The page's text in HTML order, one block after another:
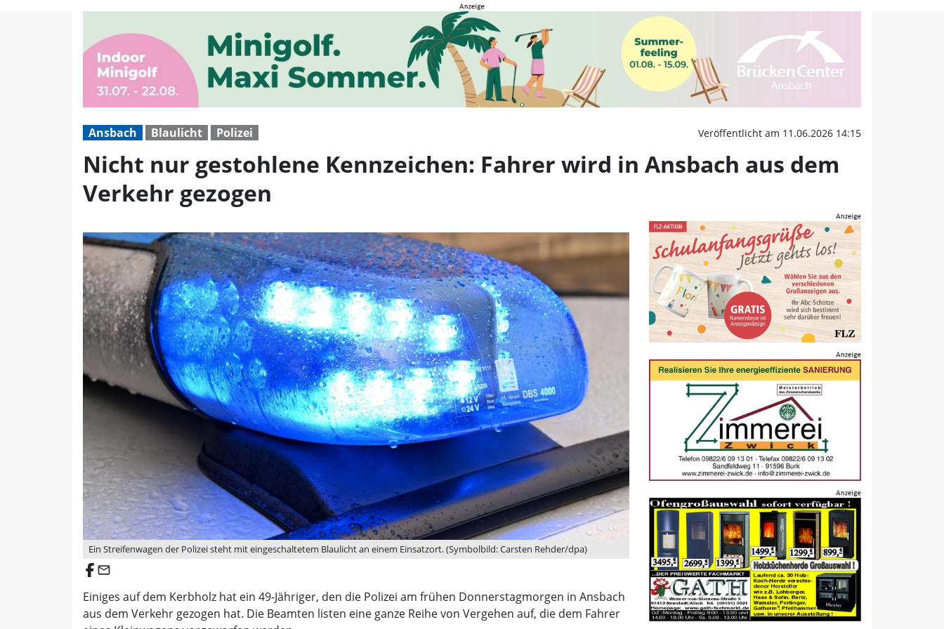
Nicht nur gestohlene Kennzeichen: Fahrer wird in Ansbach aus dem
Ansbach Blaulicht Polizei Veröffentlicht am 11.06.2026 14:15
Nicht nur gestohlene Kennzeichen: Fahrer wird in Ansbach aus dem
Verkehr gezogen
Ein Streifenwagen der Polizei steht mit eingeschaltetem Blaulicht an einem Einsatzort. (Symbolbild: Carsten Rehder/dpa)
email
Einiges auf dem Kerbholz hat ein 49-Jähriger, den die Polizei am frühen Donnerstagmorgen in Ansbach
aus dem Verkehr gezogen hat. Die Beamten listen eine ganze Reihe von Vergehen auf, die dem Fahrer